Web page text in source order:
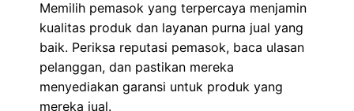
Memilih pemasok yang terpercaya menjamin
kualitas produk dan layanan purna jual yang
baik. Periksa reputasi pemasok, baca ulasan
pelanggan, dan pastikan mereka
menyediakan garansi untuk produk yang
mereka jual.